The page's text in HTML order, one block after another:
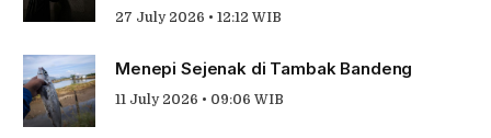
27 July 2026 • 12:12 WIB
Menepi Sejenak di Tambak Bandeng
11 July 2026 • 09:06 WIB